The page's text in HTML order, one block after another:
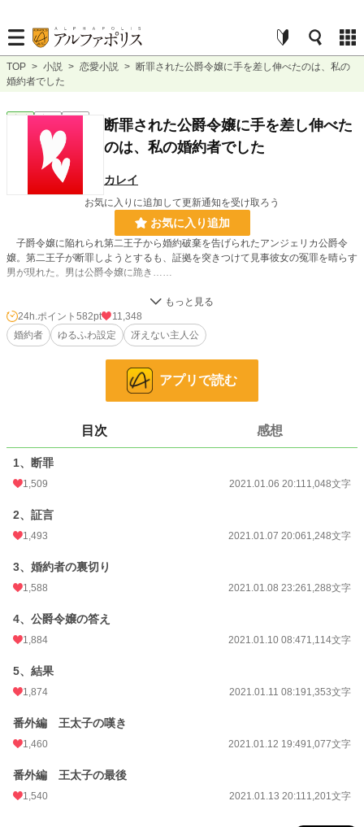
TOP > 小説 > 恋愛小説 > 断罪された公爵令嬢に手を差し伸べたのは、私の
婚約者でした
恋愛 完結 短編
断罪された公爵令嬢に手を差し伸べた
のは、私の婚約者でした
カレイ
お気に入りに追加して更新通知を受け取ろう
お気に入り追加
子爵令嬢に陥れられ第二王子から婚約破棄を告げられたアンジェリカ公爵令
嬢。第二王子が断罪しようとするも、証拠を突きつけて見事彼女の冤罪を晴らす
男が現れた。男は公爵令嬢に跪き……
「この機会絶対に逃しません。ずっと前から貴方をお慕いしていましたんです。
私と婚約して下さい！」
ええっ！あなた私の婚約者ですよね！？
2,460 位 / 228,845 件
2,626
24h.ポイント
更新日時
月間ポイント
年間ポイント
累計ポイント
24h.ポイント 582pt
11,348
婚約者
ゆるふわ設定 冴えない主人公
アプリで読む
目次 感想
1、断罪
1,509 2021.01.06 20:111,048文字
2、証言
1,493 2021.01.07 20:061,248文字
3、婚約者の裏切り
1,588 2021.01.08 23:261,288文字
4、公爵令嬢の答え
1,884 2021.01.10 08:471,114文字
5、結果
1,874 2021.01.11 08:191,353文字
番外編 王太子の嘆き
1,460 2021.01.12 19:491,077文字
番外編 王太子の最後
1,540 2021.01.13 20:111,201文字